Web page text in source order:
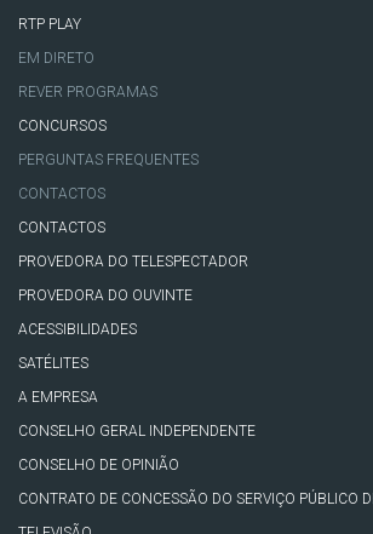
RTP PLAY
EM DIRETO
REVER PROGRAMAS
CONCURSOS
PERGUNTAS FREQUENTES
CONTACTOS
CONTACTOS
PROVEDORA DO TELESPECTADOR
PROVEDORA DO OUVINTE
ACESSIBILIDADES
SATÉLITES
A EMPRESA
CONSELHO GERAL INDEPENDENTE
CONSELHO DE OPINIÃO
CONTRATO DE CONCESSÃO DO SERVIÇO PÚBLICO